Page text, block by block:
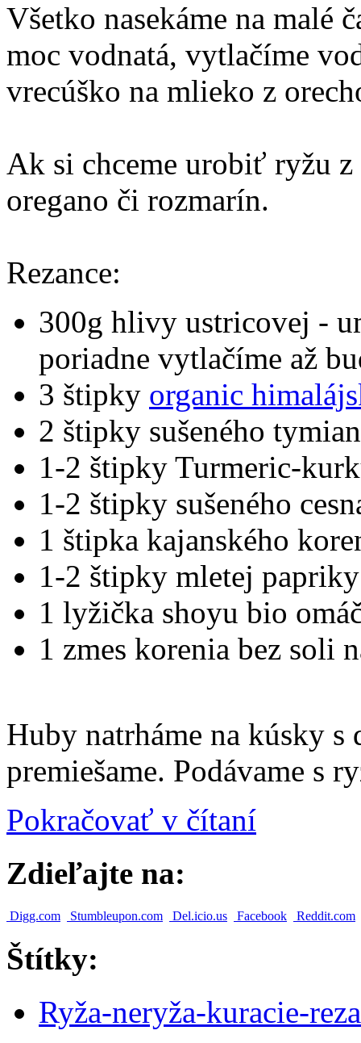
Všetko nasekáme na malé
moc vodnatá, vytlačíme
vrecúško na mlieko z
Ak si chceme urobiť ryžu
oregano či rozmarín.
Rezance:
300g hlivy ustricovej -
poriadne vytlačíme až
3 štipky organic
2 štipky sušeného
1-2 štipky Turmeric-
1-2 štipky sušeného
1 štipka kajanského
1-2 štipky mletej papriky
1 lyžička shoyu bio
1 zmes korenia bez soli
Huby natrháme na kúsky
premiešame. Podávame s
Pokračovať v čítaní
Zdieľajte na:
Digg.com Stumbleupon.com Del.icio.us Facebook Reddit.com
Štítky:
Ryža-neryža-kuracie-